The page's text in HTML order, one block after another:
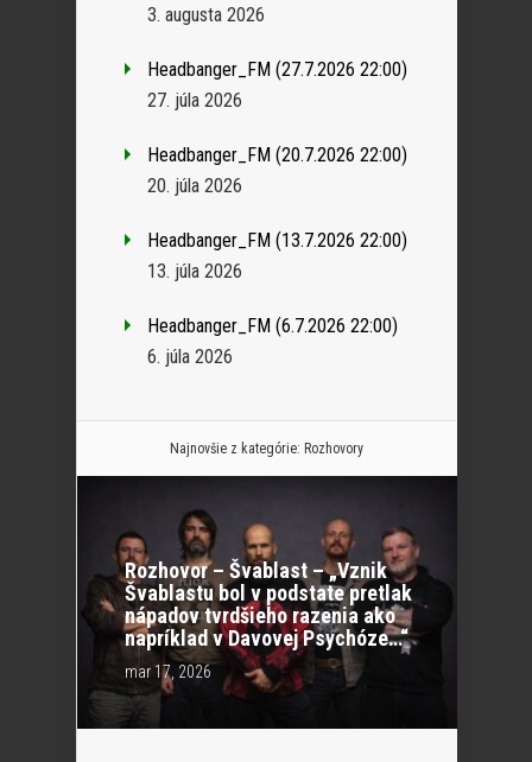
3. augusta 2026
Headbanger_FM (27.7.2026 22:00)
27. júla 2026
Headbanger_FM (20.7.2026 22:00)
20. júla 2026
Headbanger_FM (13.7.2026 22:00)
13. júla 2026
Headbanger_FM (6.7.2026 22:00)
6. júla 2026
Najnovšie z kategórie: Rozhovory
Rozhovor – Švablast – „Vznik
Švablastu bol v podstate pretlak
nápadov tvrdšieho razenia ako
napríklad v Davovej Psychóze…“
mar 17, 2026